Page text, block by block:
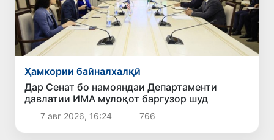
Ҳамкории байналхалқӣ
Дар Сенат бо намояндаи Департаменти
давлатии ИМА мулоқот баргузор шуд
7 авг 2026, 16:24 766